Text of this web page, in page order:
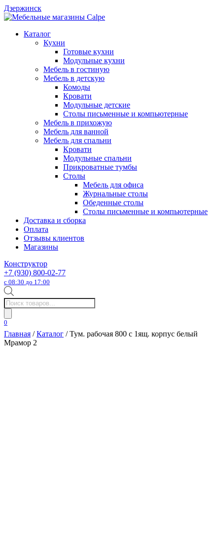
Дзержинск
Каталог
Кухни
Готовые кухни
Модульные кухни
Мебель в гостиную
Мебель в детскую
Комоды
Кровати
Модульные детские
Столы письменные и компьютерные
Мебель в прихожую
Мебель для ванной
Мебель для спальни
Кровати
Модульные спальни
Прикроватные тумбы
Столы
Мебель для офиса
Журнальные столы
Обеденные столы
Столы письменные и компьютерные
Доставка и сборка
Оплата
Отзывы клиентов
Магазины
Конструктор
+7 (930) 800-02-77
с 08:30 до 17:00
Поиск
товаров
0
Главная /Каталог / Тум. рабочая 800 с 1ящ. корпус белый
Мрамор 2